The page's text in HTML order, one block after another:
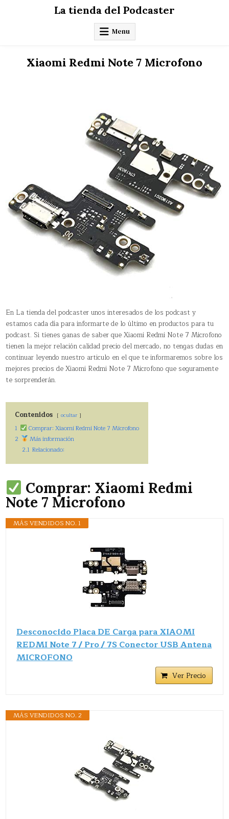
La tienda del Podcaster
Menu
Xiaomi Redmi Note 7 Microfono
En La tienda del podcaster unos interesados de los podcast y
estamos cada día para informarte de lo último en productos para tu
podcast. Si tienes ganas de saber que Xiaomi Redmi Note 7 Microfono
tienen la mejor relación calidad precio del mercado, no tengas dudas en
continuar leyendo nuestro articulo en el que te informaremos sobre los
mejores precios de Xiaomi Redmi Note 7 Microfono que seguramente
te sorprenderán.
Contenidos ocultar
1
Comprar: Xiaomi Redmi Note 7 Microfono
2
Más información
2.1 Relacionado:
Comprar: Xiaomi Redmi
Note 7 Microfono
MÁS VENDIDOS NO. 1
Desconocido Placa DE Carga para XIAOMI
REDMI Note 7 / Pro / 7S Conector USB Antena
MICROFONO
Ver Precio
MÁS VENDIDOS NO. 2